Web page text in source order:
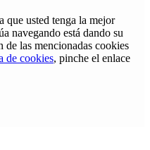
que usted tenga la mejor
navegando está dando su
de las mencionadas cookies
de cookies, pinche el enlace